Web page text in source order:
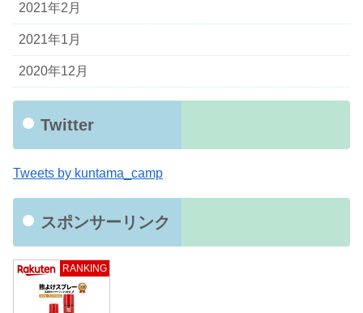
2021年2月
2021年1月
2020年12月
Twitter
Tweets by kuntama_camp
スポンサーリンク